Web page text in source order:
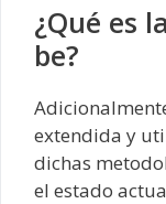
¿Qué es
be?
extendida y
dichas
el estado